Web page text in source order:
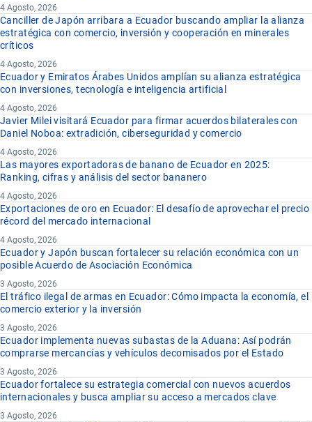
4 Agosto, 2026
Canciller de Japón arribara a Ecuador buscando ampliar la alianza
estratégica con comercio, inversión y cooperación en minerales
críticos
4 Agosto, 2026
Ecuador y Emiratos Árabes Unidos amplían su alianza estratégica
con inversiones, tecnología e inteligencia artificial
4 Agosto, 2026
Javier Milei visitará Ecuador para firmar acuerdos bilaterales con
Daniel Noboa: extradición, ciberseguridad y comercio
4 Agosto, 2026
Las mayores exportadoras de banano de Ecuador en 2025:
Ranking, cifras y análisis del sector bananero
4 Agosto, 2026
Exportaciones de oro en Ecuador: El desafío de aprovechar el precio
récord del mercado internacional
4 Agosto, 2026
Ecuador y Japón buscan fortalecer su relación económica con un
posible Acuerdo de Asociación Económica
3 Agosto, 2026
El tráfico ilegal de armas en Ecuador: Cómo impacta la economía, el
comercio exterior y la inversión
3 Agosto, 2026
Ecuador implementa nuevas subastas de la Aduana: Así podrán
comprarse mercancías y vehículos decomisados por el Estado
3 Agosto, 2026
Ecuador fortalece su estrategia comercial con nuevos acuerdos
internacionales y busca ampliar su acceso a mercados clave
3 Agosto, 2026